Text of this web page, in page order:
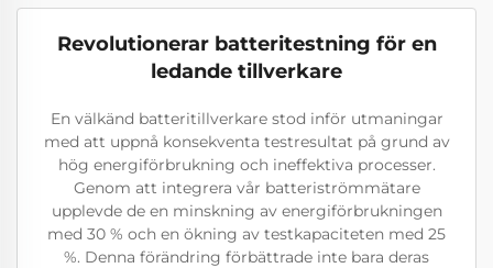
Revolutionerar batteritestning för en
ledande tillverkare
En välkänd batteritillverkare stod inför utmaningar
med att uppnå konsekventa testresultat på grund av
hög energiförbrukning och ineffektiva processer.
Genom att integrera vår batteriströmmätare
upplevde de en minskning av energiförbrukningen
med 30 % och en ökning av testkapaciteten med 25
%. Denna förändring förbättrade inte bara deras